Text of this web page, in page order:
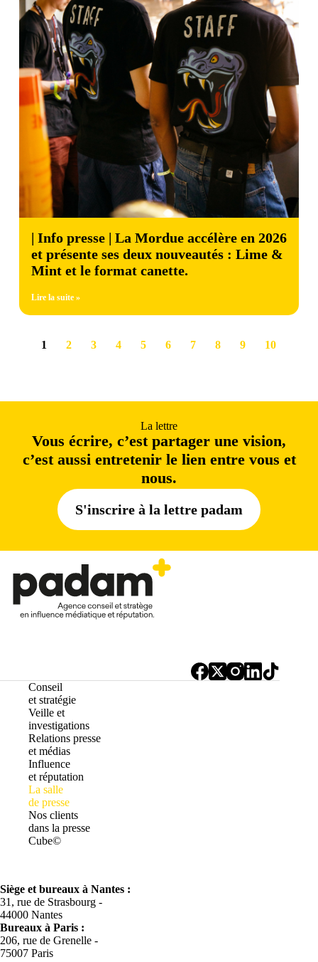
| Info presse | La Mordue accélère en 2026
et présente ses deux nouveautés : Lime &
Mint et le format canette.
Lire la suite »
1 2 3 4 5 6 7 8 9 10
La lettre
Vous écrire, c’est partager une vision,
c’est aussi entretenir le lien entre vous et
nous.
S'inscrire à la lettre padam
Conseil
et stratégie
Veille et
investigations
Relations presse
et médias
Influence
et réputation
La salle
de presse
Nos clients
dans la presse
Cube©
Siège et bureaux à Nantes :
31, rue de Strasbourg -
44000 Nantes
Bureaux à Paris :
206, rue de Grenelle -
75007 Paris